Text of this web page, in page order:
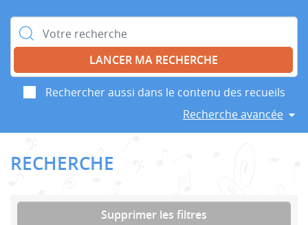
Rechercher :
Rechercher aussi dans le contenu des recueils
Recherche avancée
RECHERCHE
Supprimer les filtres